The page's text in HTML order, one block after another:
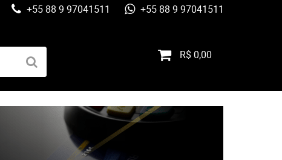
+55 88 9 97041511 +55 88 9 97041511
R$ 0,00